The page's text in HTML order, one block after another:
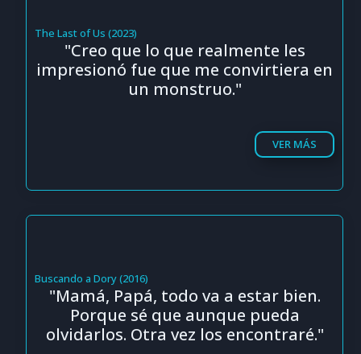
The Last of Us (2023)
"Creo que lo que realmente les
impresionó fue que me convirtiera en
un monstruo."
VER MÁS
Buscando a Dory (2016)
"Mamá, Papá, todo va a estar bien.
Porque sé que aunque pueda
olvidarlos. Otra vez los encontraré."